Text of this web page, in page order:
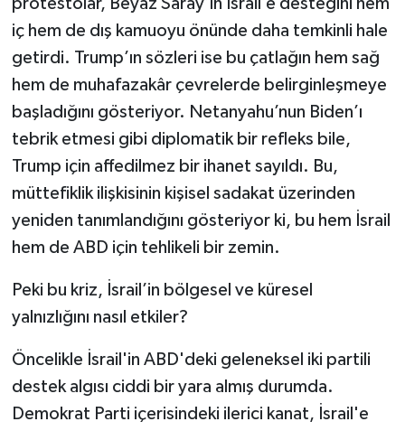
protestolar, Beyaz Saray’ın İsrail’e desteğini hem
iç hem de dış kamuoyu önünde daha temkinli hale
getirdi. Trump’ın sözleri ise bu çatlağın hem sağ
hem de muhafazakâr çevrelerde belirginleşmeye
başladığını gösteriyor. Netanyahu’nun Biden’ı
tebrik etmesi gibi diplomatik bir refleks bile,
Trump için affedilmez bir ihanet sayıldı. Bu,
müttefiklik ilişkisinin kişisel sadakat üzerinden
yeniden tanımlandığını gösteriyor ki, bu hem İsrail
hem de ABD için tehlikeli bir zemin.
Peki bu kriz, İsrail’in bölgesel ve küresel
yalnızlığını nasıl etkiler?
Öncelikle İsrail'in ABD'deki geleneksel iki partili
destek algısı ciddi bir yara almış durumda.
Demokrat Parti içerisindeki ilerici kanat, İsrail'e